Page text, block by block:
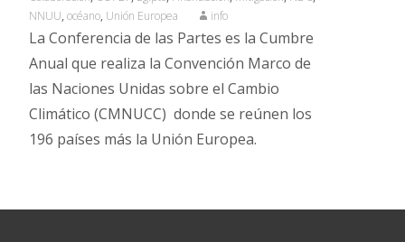
NNUU, océano, Unión Europea info
La Conferencia de las Partes es la Cumbre
Anual que realiza la Convención Marco de
las Naciones Unidas sobre el Cambio
Climático (CMNUCC) donde se reúnen los
196 países más la Unión Europea.